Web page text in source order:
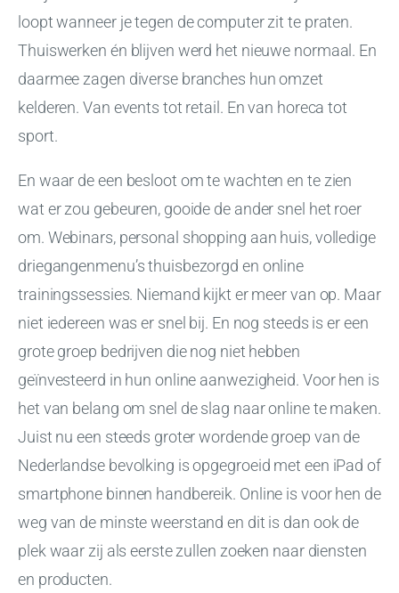
loopt wanneer je tegen de computer zit te praten.
Thuiswerken én blijven werd het nieuwe normaal. En
daarmee zagen diverse branches hun omzet
kelderen. Van events tot retail. En van horeca tot
sport.
En waar de een besloot om te wachten en te zien
wat er zou gebeuren, gooide de ander snel het roer
om. Webinars, personal shopping aan huis, volledige
driegangenmenu’s thuisbezorgd en online
trainingssessies. Niemand kijkt er meer van op. Maar
niet iedereen was er snel bij. En nog steeds is er een
grote groep bedrijven die nog niet hebben
geïnvesteerd in hun online aanwezigheid. Voor hen is
het van belang om snel de slag naar online te maken.
Juist nu een steeds groter wordende groep van de
Nederlandse bevolking is opgegroeid met een iPad of
smartphone binnen handbereik. Online is voor hen de
weg van de minste weerstand en dit is dan ook de
plek waar zij als eerste zullen zoeken naar diensten
en producten.